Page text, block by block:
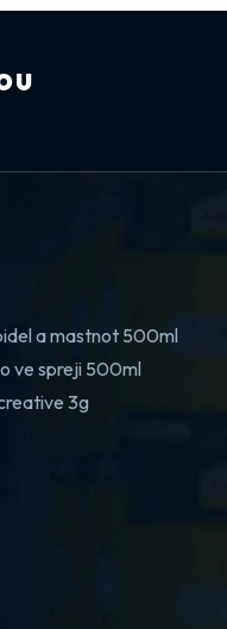
a mastnot 500ml
ve spreji 500ml
3g